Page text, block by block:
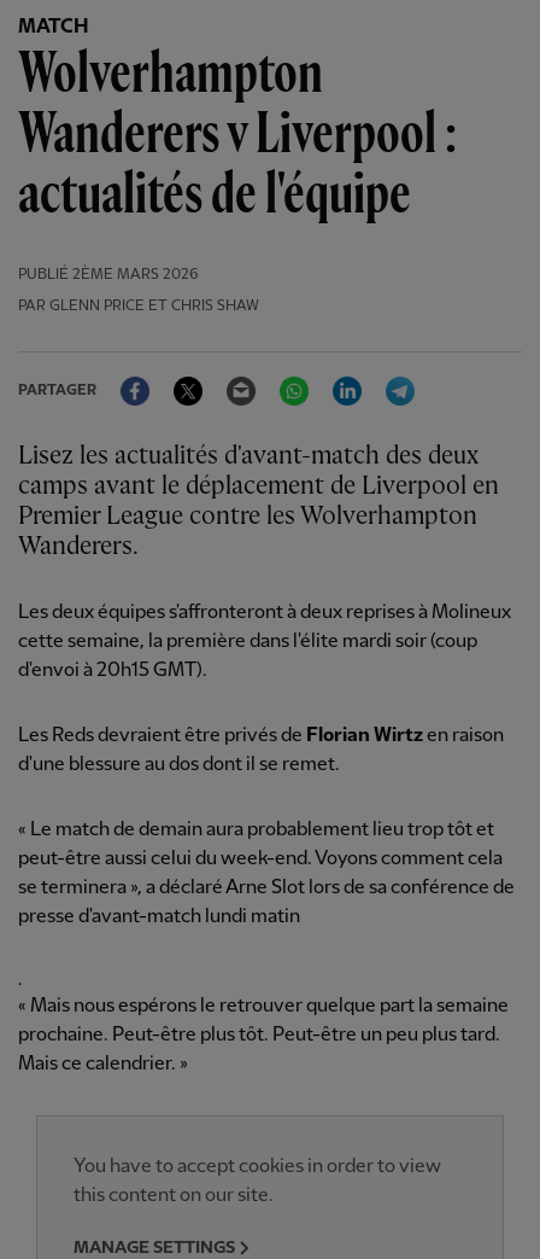
MATCH
Wolverhampton
Wanderers v Liverpool :
actualités de l'équipe
PUBLIÉ 2ÈME MARS 2026
PAR GLENN PRICE ET CHRIS SHAW
PARTAGER
FacebookTwitter Email WhatsAppLinkedIn
Lisez les actualités d'avant-match des deux
camps avant le déplacement de Liverpool en
Premier League contre les Wolverhampton
Wanderers.
Les deux équipes s'affronteront à deux reprises à Molineux
cette semaine, la première dans l'élite mardi soir (coup
d'envoi à 20h15 GMT).
Les Reds devraient être privés de Florian Wirtzen raison
d'une blessure au dos dont il se remet.
« Le match de demain aura probablement lieu trop tôt et
peut-être aussi celui du week-end. Voyons comment cela
se terminera », a déclaré Arne Slot lors de sa conférence de
presse d'avant-match lundi matin
.
« Mais nous espérons le retrouver quelque part la semaine
prochaine. Peut-être plus tôt. Peut-être un peu plus tard.
Mais ce calendrier. »
You have to accept cookies in order to view
this content on our site.
MANAGE SETTINGS